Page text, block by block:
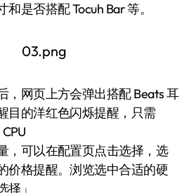
是否搭配 Tocuh Bar 等。
，网页上方会弹出搭配 Beats 耳
目的洋红色闪烁提醒，只需
，可以在配置页点击选择，选
价格提醒。浏览选中合适的硬
择」